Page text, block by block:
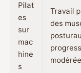
Pilat
es
sur
mac
hine
s
Travail
des
modérée